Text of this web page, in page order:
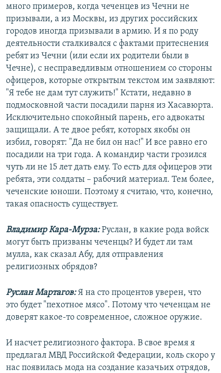
много примеров, когда чеченцев из Чечни не
призывали, а из Москвы, из других российских
городов иногда призывали в армию. И я по роду
деятельности сталкивался с фактами притеснения
ребят из Чечни (или если их родители были в
Чечне), с несправедливым отношением со стороны
офицеров, которые открытым текстом им заявляют:
"Я тебе не дам тут служить!" Кстати, недавно в
подмосковной части посадили парня из Хасавюрта.
Исключительно спокойный парень, его адвокаты
защищали. А те двое ребят, которых якобы он
избил, говорят: "Да не бил он нас!" И все равно его
посадили на три года. А командир части грозился
чуть ли не 15 лет дать ему. То есть для офицеров эти
ребята, эти солдаты – рабочий материал. Тем более,
чеченские юноши. Поэтому я считаю, что, конечно,
такая опасность существует.
Владимир Кара-Мурза:Руслан, в какие рода войск
могут быть призваны чеченцы? И будет ли там
мулла, как сказал Абу, для отправления
религиозных обрядов?
Руслан Мартагов:Я на сто процентов уверен, что
это будет "пехотное мясо". Потому что чеченцам не
доверят какое-то современное, сложное оружие.
И насчет религиозного фактора. В свое время я
предлагал МВД Российской Федерации, коль скоро у
нас появилась мода на создание казачьих отрядов,